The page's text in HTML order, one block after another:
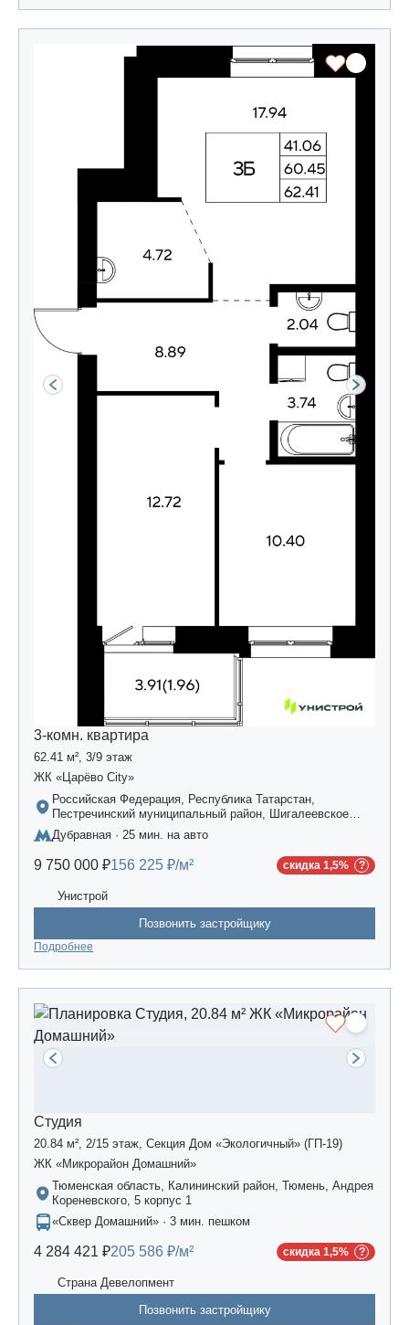
3-комн. квартира
62.41 м², 3/9 этаж
ЖК «Царёво City»
Российская Федерация, Республика Татарстан,
Пестречинский муниципальный район, Шигалеевское
сельское поселение, жилой комплекс «Усадьба
Царево-2», дом 3
Дубравная · 25 мин. на авто
9 750 000 ₽156 225 ₽/м² скидка 1,5%
Унистрой
Позвонить застройщику
Подробнее
Студия
20.84 м², 2/15 этаж, Секция Дом «Экологичный» (ГП-19)
ЖК «Микрорайон Домашний»
Тюменская область, Калининский район, Тюмень, Андрея
Кореневского, 5 корпус 1
«Сквер Домашний» · 3 мин. пешком
4 284 421 ₽205 586 ₽/м² скидка 1,5%
Страна Девелопмент
Позвонить застройщику